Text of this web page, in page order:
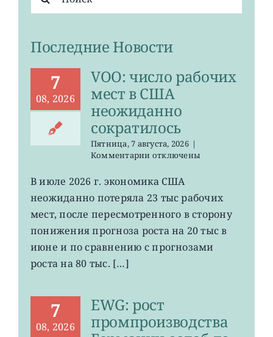
поиска:
Последние Новости
7
08, 2026
VOO: число рабочих
мест в США
неожиданно
сократилось
Пятница, 7 августа, 2026 |
Комментариик
VOO:
рабочих
мест
США
неожиданно
отключены
В июле 2026 г. экономика США
неожиданно потеряла 23 тыс рабочих
мест, после пересмотренного в сторону
понижения прогноза роста на 20 тыс в
июне и по сравнению с прогнозами
роста на 80 тыс. […]
7
08, 2026
EWG: рост
промпроизводства